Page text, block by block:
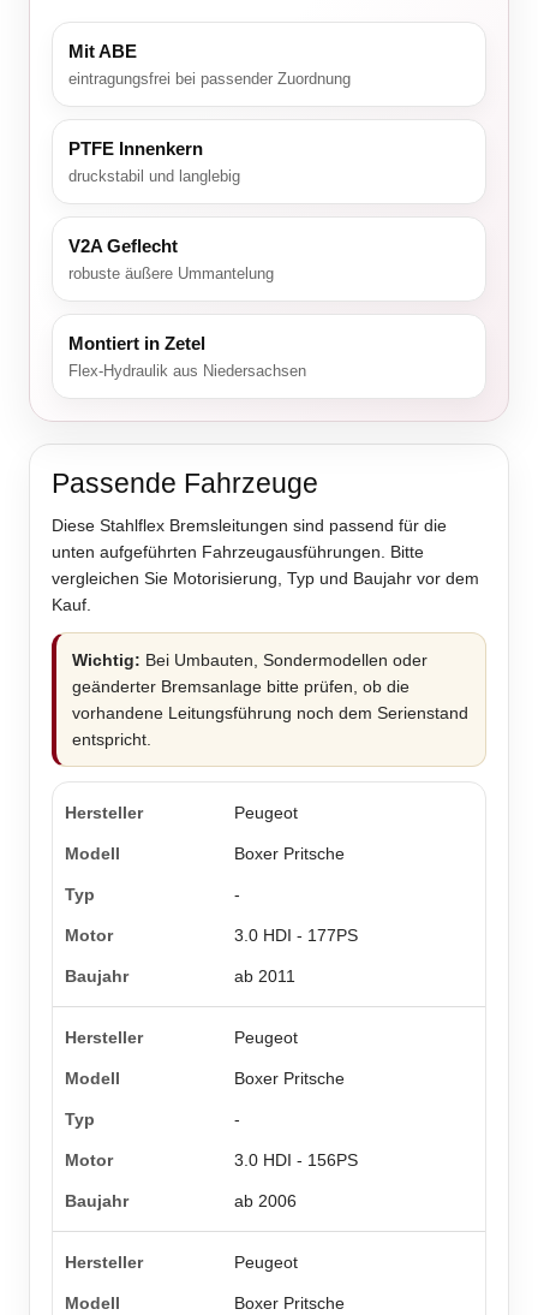
Mit ABE
eintragungsfrei bei passender Zuordnung
PTFE Innenkern
druckstabil und langlebig
V2A Geflecht
robuste äußere Ummantelung
Montiert in Zetel
Flex-Hydraulik aus Niedersachsen
Passende Fahrzeuge
Diese Stahlflex Bremsleitungen sind passend für die
unten aufgeführten Fahrzeugausführungen. Bitte
vergleichen Sie Motorisierung, Typ und Baujahr vor dem
Kauf.
Wichtig: Bei Umbauten, Sondermodellen oder
geänderter Bremsanlage bitte prüfen, ob die
vorhandene Leitungsführung noch dem Serienstand
entspricht.
Peugeot
Boxer Pritsche
-
3.0 HDI - 177PS
ab 2011
Peugeot
Boxer Pritsche
-
3.0 HDI - 156PS
ab 2006
Peugeot
Boxer Pritsche